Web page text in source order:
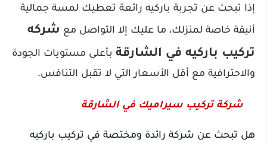
إذا تبحث عن تجربة باركيه رائعة تعطيك لمسة جمالية
أنيقة خاصة لمنزلك، ما عليك إلا التواصل مع شركه
تركيب باركيه في الشارقة بأعلى مستويات الجودة
والاحترافية مع أقل الأسعار التي لا تقبل التنافس.
شركة تركيب سيراميك في الشارقة
هل تبحث عن شركة رائدة ومختصة في تركيب باركيه